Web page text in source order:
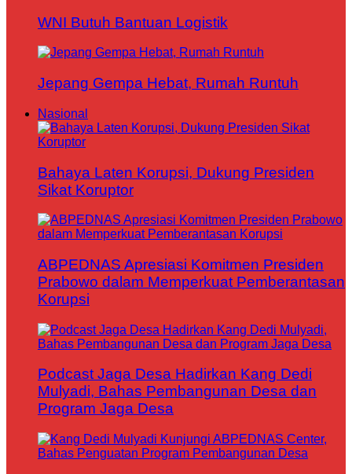
WNI Butuh Bantuan Logistik
Jepang Gempa Hebat, Rumah Runtuh
Nasional
Bahaya Laten Korupsi, Dukung Presiden
Sikat Koruptor
ABPEDNAS Apresiasi Komitmen Presiden
Prabowo dalam Memperkuat Pemberantasan
Korupsi
Podcast Jaga Desa Hadirkan Kang Dedi
Mulyadi, Bahas Pembangunan Desa dan
Program Jaga Desa